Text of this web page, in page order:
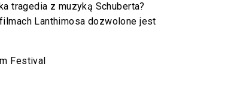
tragedia z muzyką Schuberta?
Lanthimosa dozwolone jest
Festival